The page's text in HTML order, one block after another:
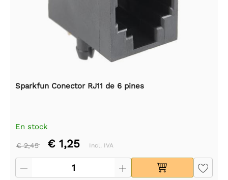
Sparkfun Conector RJ11 de 6 pines
En stock
€ 2,45 € 1,25 Incl. IVA